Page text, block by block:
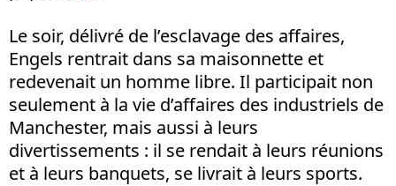
Le soir, délivré de l’esclavage des affaires,
Engels rentrait dans sa maisonnette et
redevenait un homme libre. Il participait non
seulement à la vie d’affaires des industriels de
Manchester, mais aussi à leurs
divertissements : il se rendait à leurs réunions
et à leurs banquets, se livrait à leurs sports.